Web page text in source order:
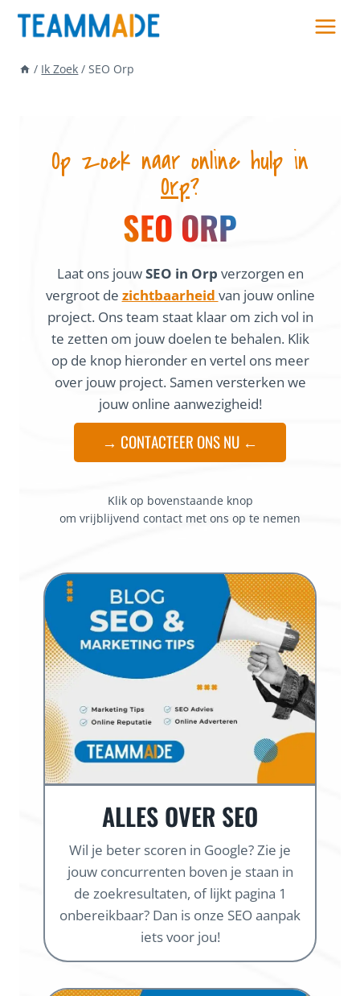
Skip
/ Ik Zoek / SEO Orp
Op zoek naar online hulp in
Orp?
SEO ORP
Laat ons jouwSEO in Orp verzorgen en
vergroot de zichtbaarheid van jouw online
project. Ons team staat klaar om zich vol in
te zetten om jouw doelen te behalen. Klik
op de knop hieronder en vertel ons meer
over jouw project. Samen versterken we
jouw online aanwezigheid!
→ CONTACTEER ONS NU ←
Klik op bovenstaande knop
om vrijblijvend contact met ons op te nemen
ALLES OVER SEO
Wil je beter scoren in Google? Zie je
jouw concurrenten boven je staan in
de zoekresultaten, of lijkt pagina 1
onbereikbaar? Dan is onze SEO aanpak
iets voor jou!